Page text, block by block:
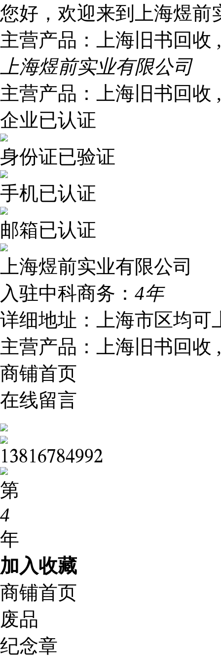
您好，欢迎来到上海煜前
主营产品：
上海旧书回
上海煜前实业有限公司
主营产品：上海旧书回收
企业已认证
身份证已验证
手机已认证
邮箱已认证
上海煜前实业有限公司
入驻中科商务： 4年
详细地址：
上海市区均
主营产品：
上海旧书回
商铺首页
在线留言
𐁡𐁩𐁢𐁡𐁣𐁧𐁢𐁫𐁦𐁦𐁤
第
4
年
加入收藏
商铺首页
废品
纪念章